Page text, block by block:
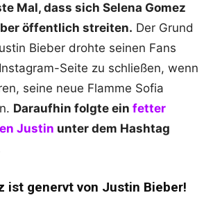
Mal, dass sich Selena Gomez
öffentlich streiten. Der Grund
Bieber drohte seinen Fans
Seite zu schließen, wenn
seine neue Flamme Sofia
Daraufhin folgte ein fetter
Justin unter dem Hashtag
ist genervt von Justin Bieber!